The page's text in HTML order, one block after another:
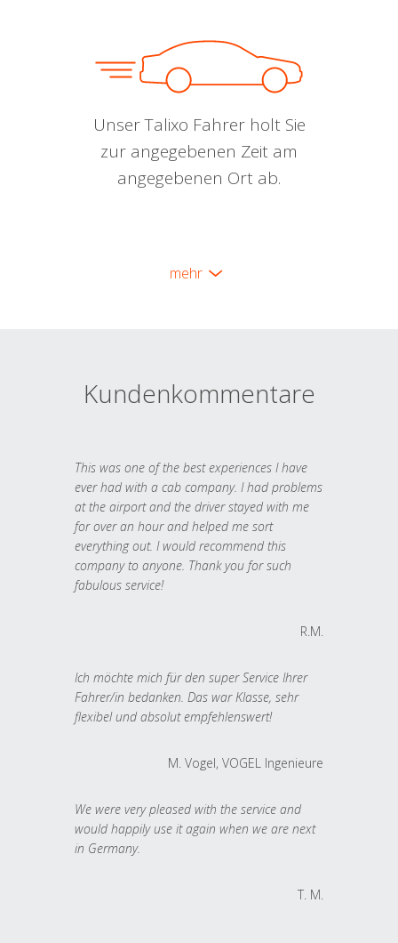
Unser Talixo Fahrer holt Sie
zur angegebenen Zeit am
angegebenen Ort ab.
mehr
Kundenkommentare
This was one of the best experiences I have
ever had with a cab company. I had problems
at the airport and the driver stayed with me
for over an hour and helped me sort
everything out. I would recommend this
company to anyone. Thank you for such
fabulous service!
R.M.
Ich möchte mich für den super Service Ihrer
Fahrer/in bedanken. Das war Klasse, sehr
flexibel und absolut empfehlenswert!
M. Vogel, VOGEL Ingenieure
We were very pleased with the service and
would happily use it again when we are next
in Germany.
T. M.